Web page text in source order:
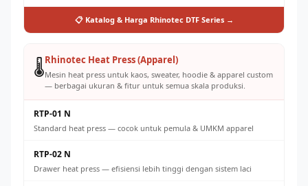
📋 Katalog & Harga Rhinotec DTF Series →
🌡️Rhinotec Heat Press (Apparel)
Mesin heat press untuk kaos, sweater, hoodie & apparel custom
— berbagai ukuran & fitur untuk semua skala produksi.
RTP-01 N
Standard heat press — cocok untuk pemula & UMKM apparel
RTP-02 N
Drawer heat press — efisiensi lebih tinggi dengan sistem laci